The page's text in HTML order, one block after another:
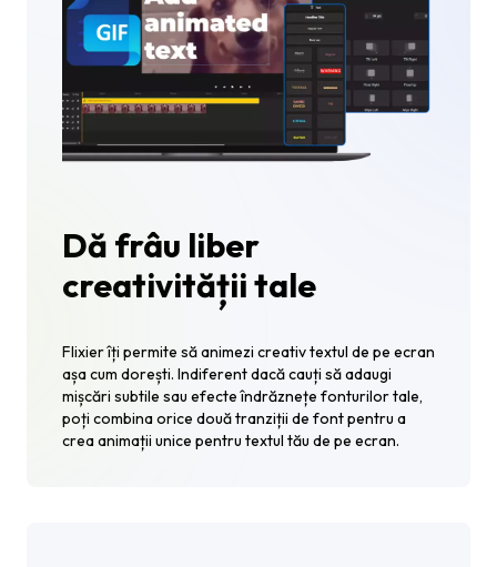
Dă frâu liber
creativității tale
Flixier îți permite să animezi creativ textul de pe ecran
așa cum dorești. Indiferent dacă cauți să adaugi
mișcări subtile sau efecte îndrăznețe fonturilor tale,
poți combina orice două tranziții de font pentru a
crea animații unice pentru textul tău de pe ecran.